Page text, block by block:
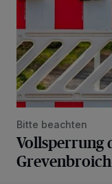
Bitte beachten
Vollsperrung